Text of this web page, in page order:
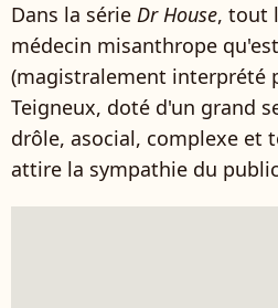
Dans la série Dr House, tout
médecin misanthrope
(magistralement interprété
Teigneux, doté d'un grand
drôle, asocial, complexe et
attire la sympathie du